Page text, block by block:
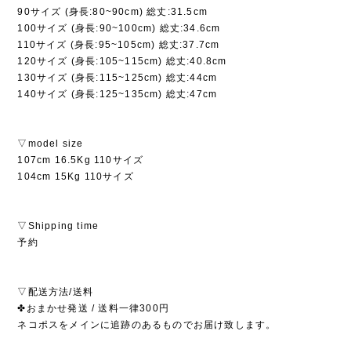
90サイズ (身長:80~90cm) 総丈:31.5cm
100サイズ (身長:90~100cm) 総丈:34.6cm
110サイズ (身長:95~105cm) 総丈:37.7cm
120サイズ (身長:105~115cm) 総丈:40.8cm
130サイズ (身長:115~125cm) 総丈:44cm
140サイズ (身長:125~135cm) 総丈:47cm
▽model size
107cm 16.5Kg 110サイズ
104cm 15Kg 110サイズ
▽Shipping time
予約
▽配送方法/送料
✤おまかせ発送 / 送料一律300円
ネコポスをメインに追跡のあるものでお届け致します。